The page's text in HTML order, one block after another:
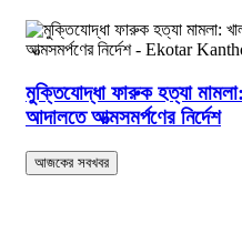
মুক্তিযোদ্ধা ফারুক হত্যা
আদালতে আত্মসমর্পণের নির্দেশ